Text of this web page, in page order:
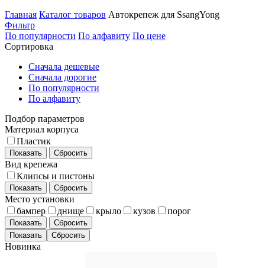
Главная Каталог товаров Автокрепеж для SsangYong
Фильтр
По популярности По алфавиту По цене
Сортировка
Сначала дешевые
Сначала дорогие
По популярности
По алфавиту
Подбор параметров
Материал корпуса
Пластик
Показать Сбросить
Вид крепежа
Клипсы и пистоны
Показать Сбросить
Место установки
бампер
днище крыло кузов порог
Показать Сбросить
Новинка